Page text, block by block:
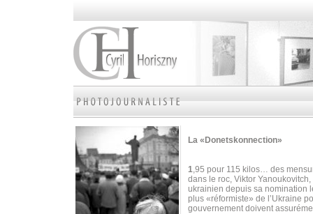
La «Donetskonnection»
1,95 pour 115 kilos… des
dans le roc, Viktor
ukrainien depuis sa nomination
plus «réformiste» de l’Ukraine
gouvernement doivent